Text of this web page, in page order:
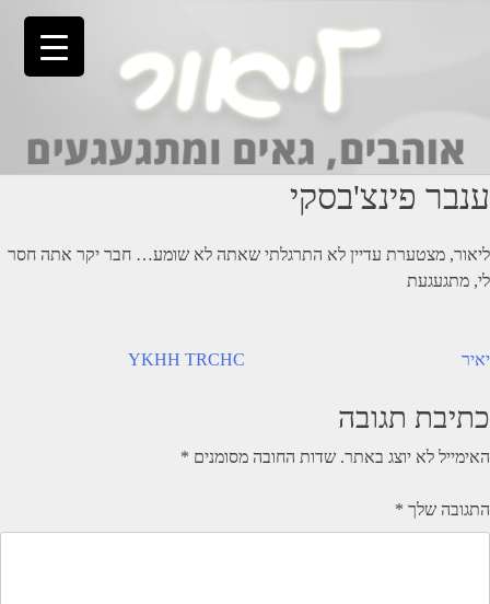
ענבר פינצ'בסקי
ליאור, מצטערת עדיין לא התרגלתי שאתה לא שומע… חבר יקר אתה חסר
לי, מתגעגעת
ניווט YKHH TRCHC יאיר
כתיבת תגובה
האימייל לא יוצג באתר. שדות החובה מסומנים *
התגובה שלך *